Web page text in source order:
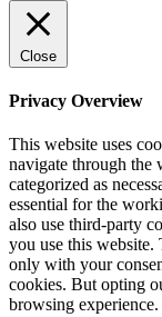
Close
Privacy Overview
This website uses
navigate through the
categorized as
essential for the
also use third-party
you use this
only with your
cookies. But opting
browsing experience.